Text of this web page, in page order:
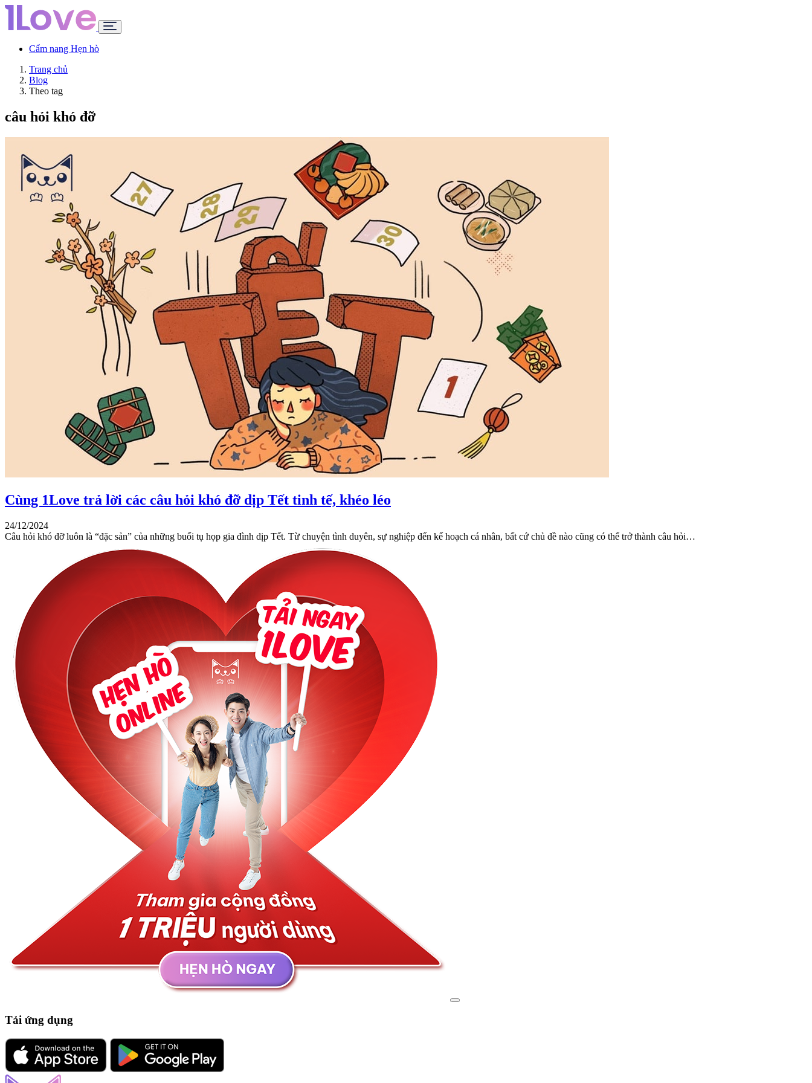
Cẩm nang Hẹn hò
Trang chủ
Blog
Theo tag
câu hỏi khó đỡ
Cùng 1Love trả lời các câu hỏi khó đỡ dịp Tết tinh tế, khéo léo
24/12/2024
Câu hỏi khó đỡ luôn là “đặc sản” của những buổi tụ họp gia đình dịp Tết. Từ chuyện tình duyên, sự nghiệp đến kế hoạch cá nhân, bất cứ chủ đề nào cũng có thể trở thành câu hỏi…
Tải ứng dụng